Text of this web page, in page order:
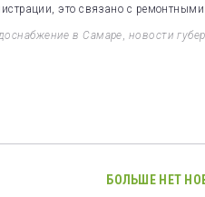
это связано с
в Самаре, новости
БОЛЬШЕ НЕТ